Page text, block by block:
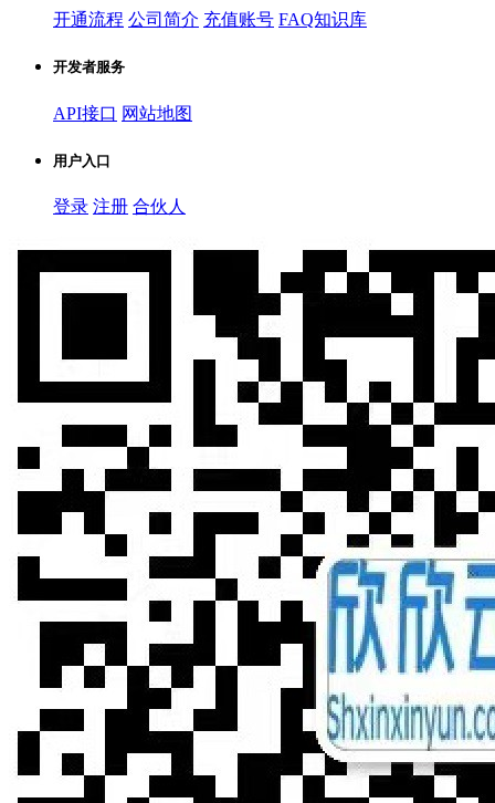
开通流程 公司简介 充值账号 FAQ知识库
开发者服务
API接口 网站地图
用户入口
登录 注册 合伙人